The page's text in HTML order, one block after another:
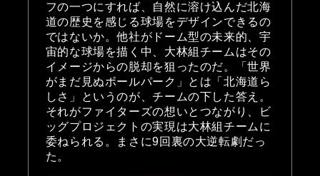
フの一つにすれば、自然に溶け込んだ北海
道の歴史を感じる球場をデザインできるの
ではないか。他社がドーム型の未来的、宇
宙的な球場を描く中、大林組チームはその
イメージからの脱却を狙ったのだ。「世界
がまだ見ぬボールパーク」とは「北海道ら
しさ」というのが、チームの下した答え。
それがファイターズの想いとつながり、ビ
ッグプロジェクトの実現は大林組チームに
委ねられる。まさに9回裏の大逆転劇だっ
た。